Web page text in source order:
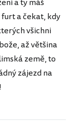
a ty máš
a čekat, kdy
všichni
až většina
země, to
zájezd na